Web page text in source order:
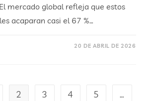
mercado global refleja que estos
acaparan casi el 67 %…
20 DE ABRIL DE 2026
2 3 4 5
…